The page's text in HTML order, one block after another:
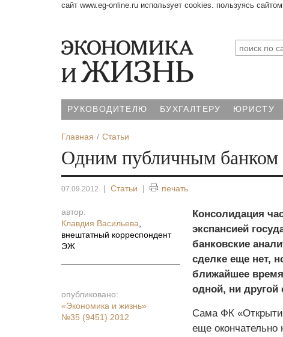
сайт www.eg-online.ru использует cookies. пользуясь
РУКОВОДИТЕЛЮ БУХГАЛТЕРУ ЮРИСТУ
Главная Статьи
Одним публичным банком
07.09.2012 | Статьи | печать
автор:
Клавдия Васильева
внештатный корреспондент
ЭЖ
опубликовано:
«Экономика и жизнь»
№35 (9451) 2012
Консолидация
экспансией
банковские
сделке еще нет,
ближайшее время
одной, ни другой
Сама ФК
еще